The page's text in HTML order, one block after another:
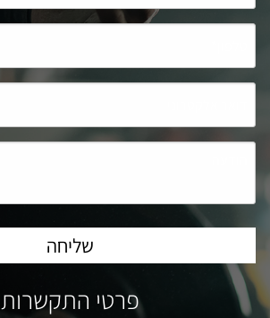
פרטי התקשרות